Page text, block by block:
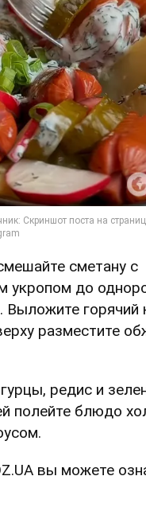
сметану с
укропом до
Выложите горячий
разместите
редис и
полейте блюдо
вы можете